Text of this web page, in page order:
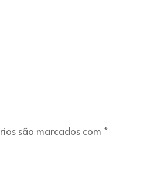
são marcados com *